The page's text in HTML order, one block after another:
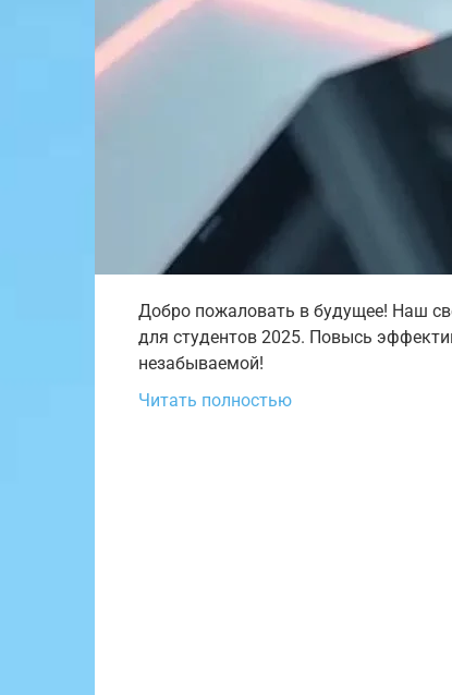
Добро пожаловать в будущее! Наш
для студентов 2025. Повысь
незабываемой!
Читать полностью